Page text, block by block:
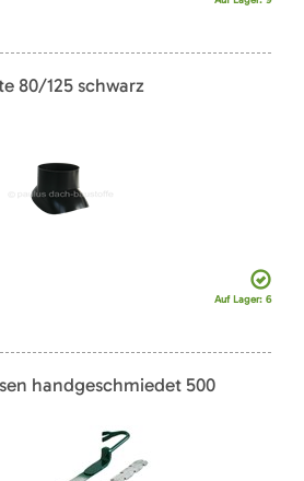
80/125 schwarz
Auf Lager: 6
handgeschmiedet 500